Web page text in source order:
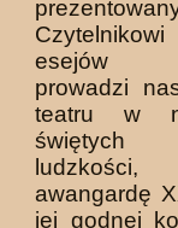
esejów
prowadzi
teatru w
świętych
awangardę
jej godnej